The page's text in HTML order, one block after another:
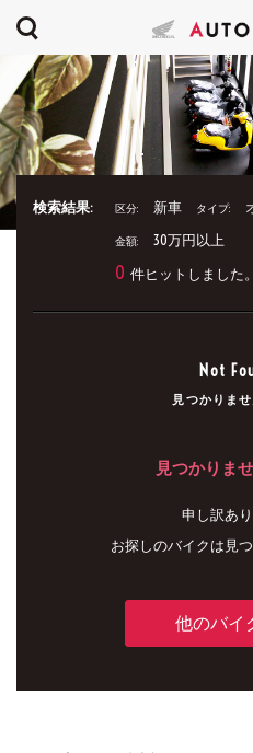
検索結果: 区分: 新車 タイプ:
金額: 30万円以上
0 件ヒットしました。
Not
見つかりませ
見つかりま
申し訳あり
お探しのバイクは見
他のバイ